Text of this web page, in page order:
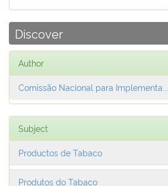
Discover
Author
Comissão Nacional para Implementa...
Subject
Productos de Tabaco
Produtos do Tabaco